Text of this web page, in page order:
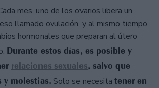
mes, uno de los ovarios libera un
llamado ovulación, y al mismo tiempo
hormonales que preparan al útero
Durante estos días, es posible y
relaciones sexuales, salvo que
y molestias. Solo se necesita tener en